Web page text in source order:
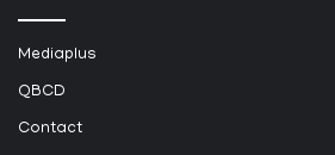
Mediaplus
QBCD
Contact